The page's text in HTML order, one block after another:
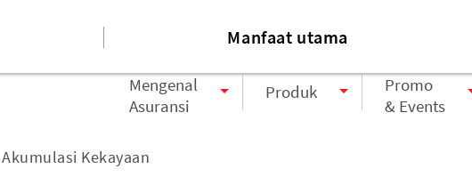
Mengenal
Asuransi
Produk
Promo
& Events
Akumulasi Kekayaan
Manfaat utama